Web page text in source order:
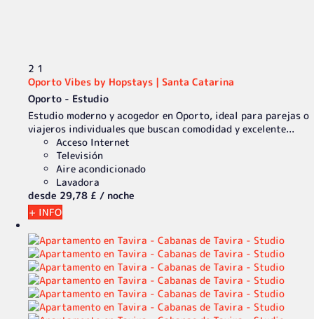
2 1
Oporto Vibes by Hopstays | Santa Catarina
Oporto - Estudio
Estudio moderno y acogedor en Oporto, ideal para parejas o
viajeros individuales que buscan comodidad y excelente...
Acceso Internet
Televisión
Aire acondicionado
Lavadora
desde 29,78 £ / noche
+ INFO